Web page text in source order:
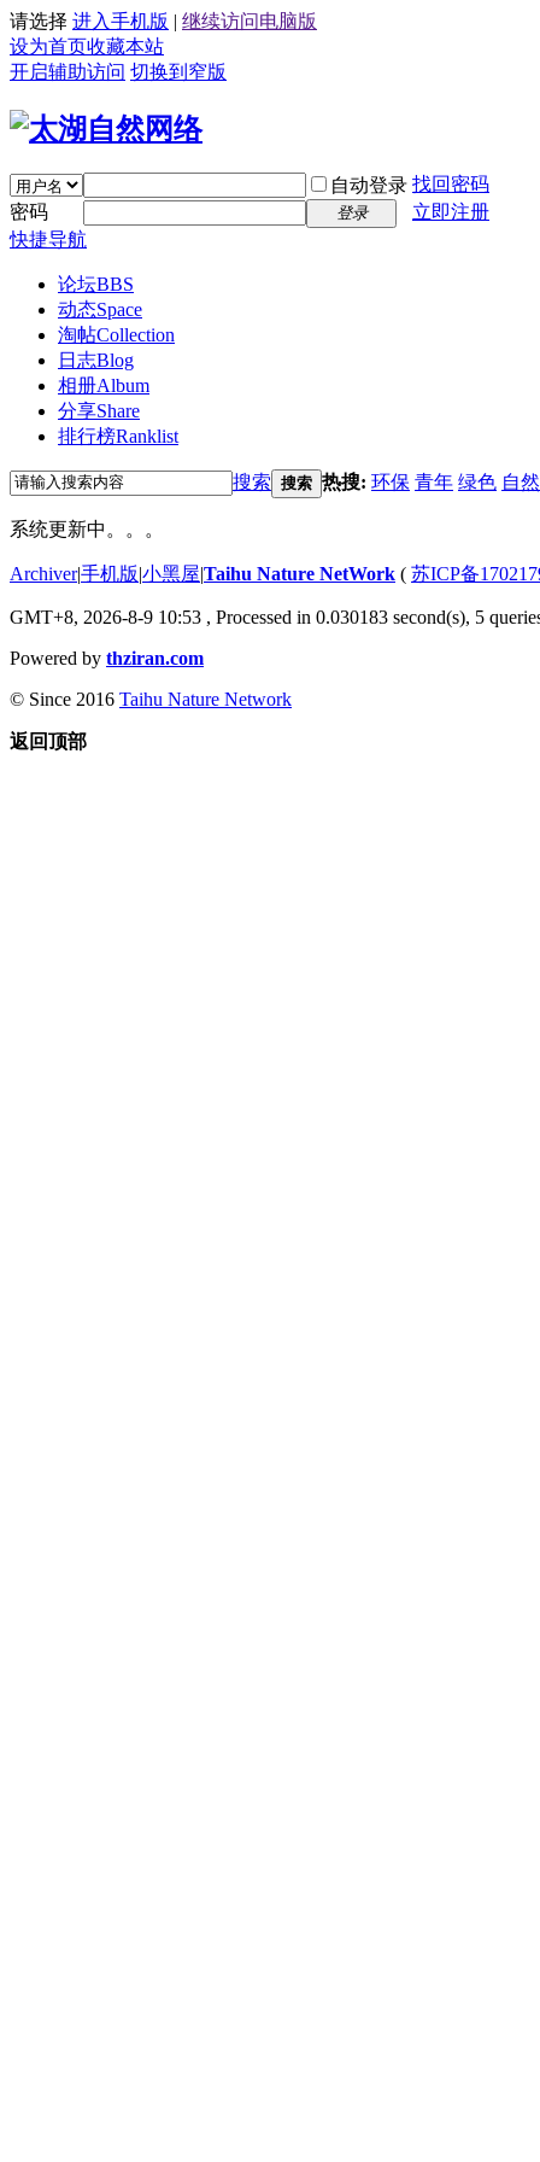
请选择 进入手机版 | 继续访问电脑版
设为首页收藏本站
开启辅助访问 切换到窄版
自动登录 找回密码
密码
登录
立即注册
快捷导航
论坛BBS
动态Space
淘帖Collection
日志Blog
相册Album
分享Share
排行榜Ranklist
搜索 搜索 热搜: 环保 青年 绿色 自
系统更新中。。。
Archiver|手机版|小黑屋|Taihu Nature NetWork ( 苏ICP备
GMT+8, 2026-8-9 10:53 , Processed in 0.030183 second(s), 5
Powered by thziran.com
© Since 2016 Taihu Nature Network
返回顶部